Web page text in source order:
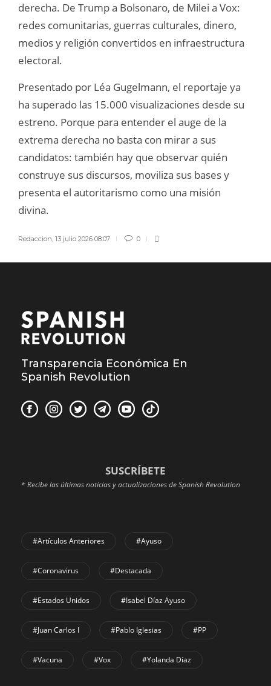
derecha. De Trump a Bolsonaro, de Milei a Vox:
redes comunitarias, guerras culturales, dinero,
medios y religión convertidos en infraestructura
electoral.
Presentado por Léa Gugelmann, el reportaje ya
ha superado las 15.000 visualizaciones desde su
estreno. Porque para entender el auge de la
extrema derecha no basta con mirar a sus
candidatos: también hay que observar quién
construye sus discursos, moviliza sus bases y
presenta el autoritarismo como una misión
divina.
Redaccion, 13 julio 2026 08:07 0
Transparencia Económica En
Spanish Revolution
SUSCRÍBETE
* Recibe las últimas noticias y actualizaciones de Spanish Revolution
#Artículos Anteriores #Ayuso
#coronavirus #Destacada
#Estados Unidos #Isabel Díaz Ayuso
#Juan Carlos I #Pablo Iglesias #PP
#Vacuna #Vox #Yolanda Díaz